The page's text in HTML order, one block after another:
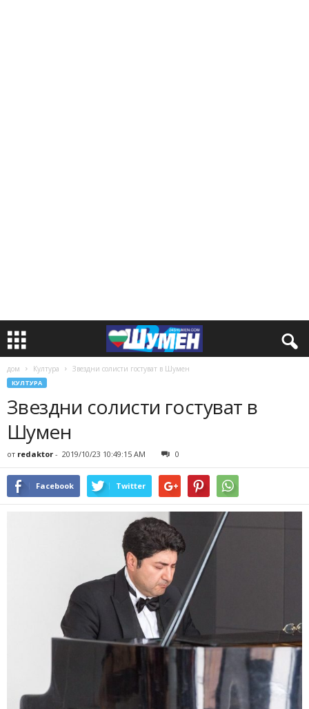
дом Култура Звездни солисти гостуват в Шумен
КУЛТУРА
Звездни солисти гостуват в
Шумен
от redaktor - 2019/10/23 10:49:15 AM 0
Facebook Twitter